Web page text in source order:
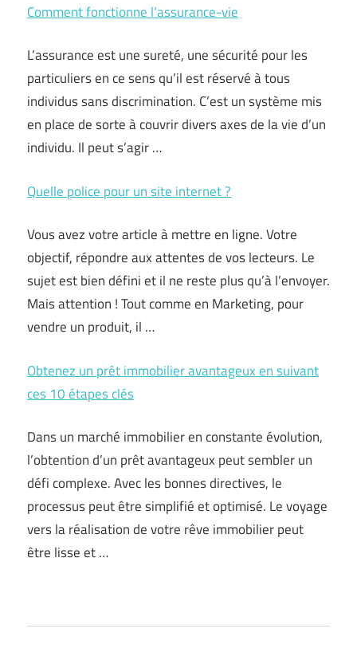
Comment fonctionne l’assurance-vie
L’assurance est une sureté, une sécurité pour les
particuliers en ce sens qu’il est réservé à tous
individus sans discrimination. C’est un système mis
en place de sorte à couvrir divers axes de la vie d’un
individu. Il peut s’agir …
Quelle police pour un site internet ?
Vous avez votre article à mettre en ligne. Votre
objectif, répondre aux attentes de vos lecteurs. Le
sujet est bien défini et il ne reste plus qu’à l’envoyer.
Mais attention ! Tout comme en Marketing, pour
vendre un produit, il …
Obtenez un prêt immobilier avantageux en suivant
ces 10 étapes clés
Dans un marché immobilier en constante évolution,
l’obtention d’un prêt avantageux peut sembler un
défi complexe. Avec les bonnes directives, le
processus peut être simplifié et optimisé. Le voyage
vers la réalisation de votre rêve immobilier peut
être lisse et …